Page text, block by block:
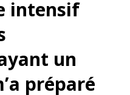
intensif
un
préparé